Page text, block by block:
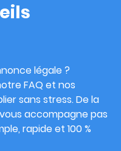
légale ?
FAQ et nos
sans stress. De la
accompagne pas
rapide et 100 %